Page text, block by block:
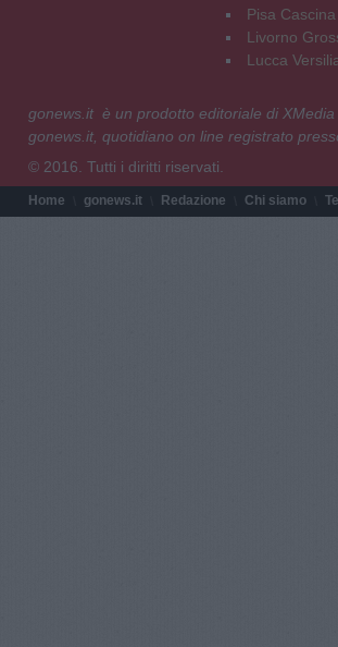
Pisa Cascina
Livorno
Lucca
gonews.it è un prodotto editoriale di
gonews.it, quotidiano on line registrato
© 2016. Tutti i diritti riservati.
Home gonews.it Redazione Chi siamo